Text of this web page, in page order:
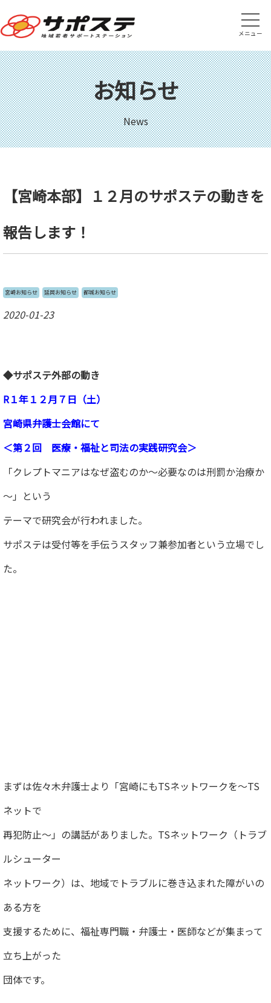
メニュー
お知らせ
News
【宮崎本部】１２月のサポステの動きを
報告します！
宮崎お知らせ 延岡お知らせ 都城お知らせ
2020-01-23
◆サポステ外部の動き
R１年１２月７日（土）
宮崎県弁護士会館にて
＜第２回 医療・福祉と司法の実践研究会＞
「クレプトマニアはなぜ盗むのか～必要なのは刑罰か治療か
～」という
テーマで研究会が行われました。
サポステは受付等を手伝うスタッフ兼参加者という立場でし
た。
まずは佐々木弁護士より「宮崎にもTSネットワークを～TS
ネットで
再犯防止～」の講話がありました。TSネットワーク（トラブ
ルシューター
ネットワーク）は、地域でトラブルに巻き込まれた障がいの
ある方を
支援するために、福祉専門職・弁護士・医師などが集まって
立ち上がった
団体です。